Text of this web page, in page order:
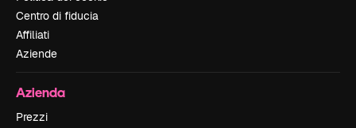
Centro di fiducia
Affiliati
Aziende
Azienda
Prezzi